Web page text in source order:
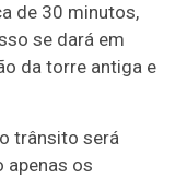
de 30 minutos,
se dará em
da torre antiga e
trânsito será
apenas os